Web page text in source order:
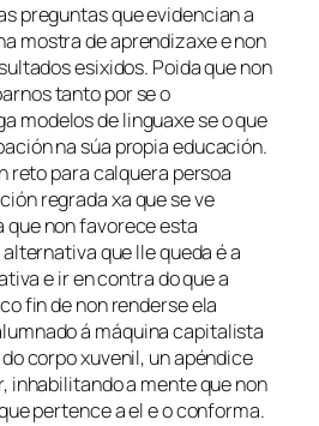
preguntas que evidencian a
mostra de aprendizaxe e non
esixidos. Poida que non
tanto por se o
modelos de linguaxe se o que
na súa propia educación.
reto para calquera persoa
regrada xa que se ve
que non favorece esta
que lle queda é a
e ir en contra do que a
fin de non renderse ela
á máquina capitalista
corpo xuvenil, un apéndice
inhabilitando a mente que non
pertence a el e o conforma.